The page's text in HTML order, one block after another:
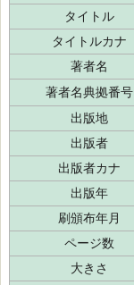
タイトル
タイトルカナ
著者名
著者名典拠番号
出版地
出版者
出版者カナ
出版年
刷頒布年月
ページ数
大きさ